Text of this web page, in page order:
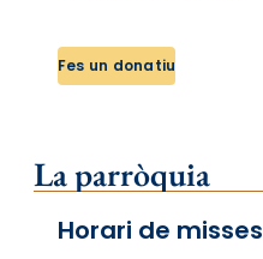
Fes un donatiu
La parròquia
Horari de misses